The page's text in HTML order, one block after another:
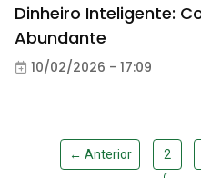
Dinheiro Inteligente:
Abundante
10/02/2026 - 17:09
← Anterior 2